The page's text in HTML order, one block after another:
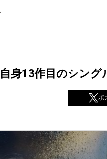
身13作目のシング
ポ